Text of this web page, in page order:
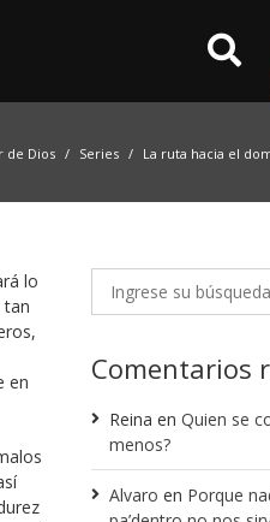
de Dios Series La ruta hacia el
lo
tan
en
Comentarios
Reina en Quien se
menos?
Alvaro en Porque